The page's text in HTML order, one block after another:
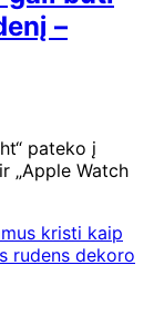
–
pateko į
„Apple Watch